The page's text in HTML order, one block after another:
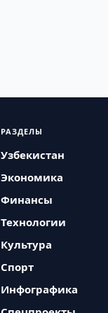
РАЗДЕЛЫ
Узбекистан
Экономика
Финансы
Технологии
Культура
Спорт
Инфографика